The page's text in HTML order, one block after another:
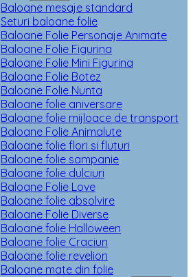
Baloane mesaje standard
Seturi baloane folie
Baloane Folie Personaje Animate
Baloane Folie Figurina
Baloane Folie Mini Figurina
Baloane Folie Botez
Baloane Folie Nunta
Baloane folie aniversare
Baloane folie mijloace de transport
Baloane Folie Animalute
Baloane folie flori si fluturi
Baloane folie sampanie
Baloane folie dulciuri
Baloane Folie Love
Baloane folie absolvire
Baloane Folie Diverse
Baloane folie Halloween
Baloane folie Craciun
Baloane folie revelion
Baloane mate din folie